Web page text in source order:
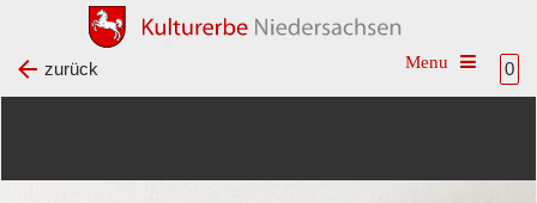
0
Toggle
zurück